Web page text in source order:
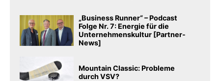
„Business Runner“ – Podcast
Folge Nr. 7: Energie für die
Unternehmenskultur [Partner-
News]
Mountain Classic: Probleme
durch VSV?